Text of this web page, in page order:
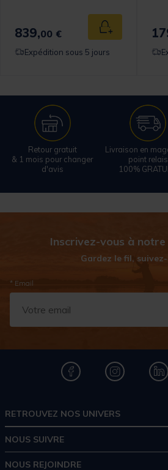
panier
839,00 € Ajouter au
Expédition sous 5 jours
Retour gratuit
& 1 mois pour changer
d'avis
Livraison en
point relais
100%
Inscrivez-vous à
Gardez le fil,
* Email
RETROUVEZ NOS UNIVERS
NOUS SUIVRE
NOUS REJOINDRE